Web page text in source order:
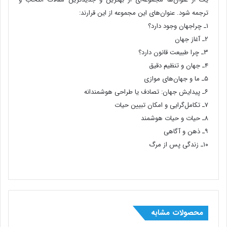
ترجمه شود. عنوان‌های این مجموعه از این قرارند:
۱ـ چراجهان وجود دارد؟
۲ـ آغاز جهان
۳ـ چرا طبیعت قانون دارد؟
۴ـ جهان و تنظیم دقیق
۵ـ ما و جهان‌های موازی
۶ـ پیدایش جهان: تصادف یا طراحی هوشمندانه
۷ـ تکامل‌گرایی و امکان تبیین حیات
۸ـ حیات و حیات هوشمند
۹ـ ذهن و آگاهی
۱۰ـ زندگی پس از مرگ
محصولات مشابه